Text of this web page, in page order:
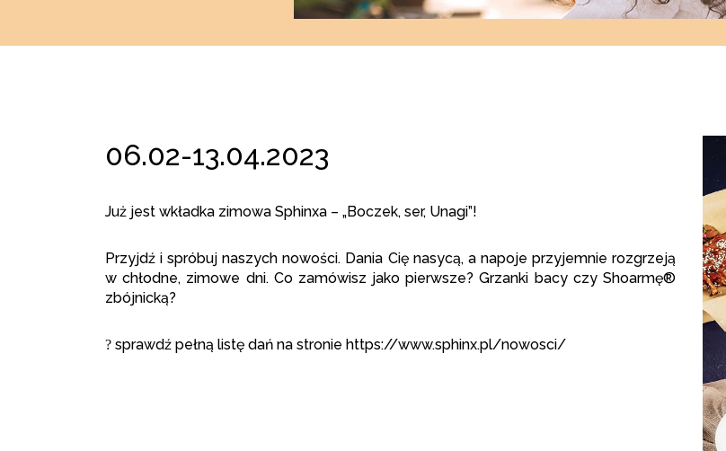
06.02-13.04.2023
Już jest wkładka zimowa Sphinxa – „Boczek, ser, Unagi”!
Przyjdź i spróbuj naszych nowości. Dania Cię nasycą, a napoje przyjemnie rozgrzeją
w chłodne, zimowe dni. Co zamówisz jako pierwsze? Grzanki bacy czy Shoarmę®
zbójnicką?
? sprawdź pełną listę dań na stronie https://www.sphinx.pl/nowosci/